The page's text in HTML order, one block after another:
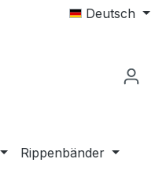
Deutsch
Rippenbänder